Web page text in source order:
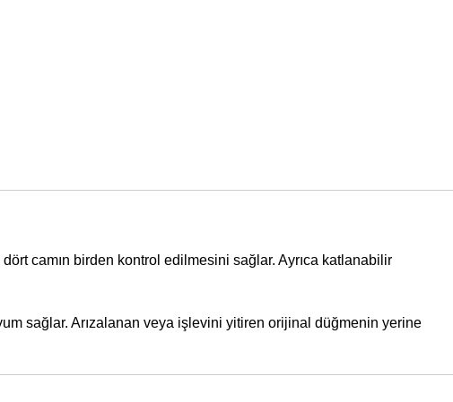
camın birden kontrol edilmesini sağlar. Ayrıca katlanabilir
sağlar. Arızalanan veya işlevini yitiren orijinal düğmenin yerine